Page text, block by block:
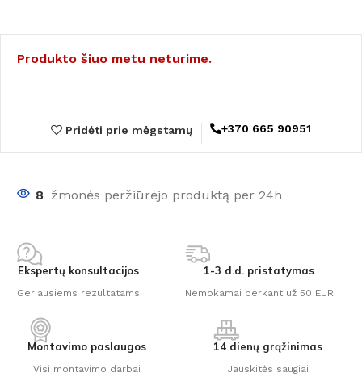
Produkto šiuo metu neturime.
Pridėti prie mėgstamų +370 665 90951
8 žmonės peržiūrėjo produktą per 24h
Ekspertų konsultacijos
Geriausiems rezultatams
1-3 d.d. pristatymas
Nemokamai perkant už 50 EUR
Montavimo paslaugos
Visi montavimo darbai
14 dienų grąžinimas
Jauskitės saugiai